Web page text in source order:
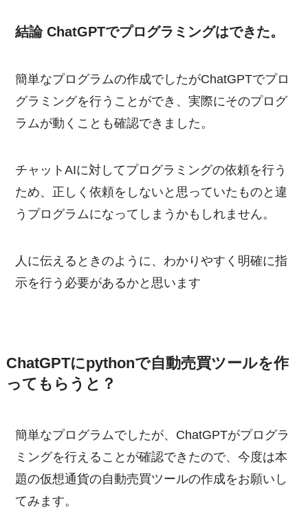
結論 ChatGPTでプログラミングはできた。
簡単なプログラムの作成でしたがChatGPTでプロ
グラミングを行うことができ、実際にそのプログ
ラムが動くことも確認できました。
チャットAIに対してプログラミングの依頼を行う
ため、正しく依頼をしないと思っていたものと違
うプログラムになってしまうかもしれません。
人に伝えるときのように、わかりやすく明確に指
示を行う必要があるかと思います
ChatGPTにpythonで自動売買ツールを作
ってもらうと？
簡単なプログラムでしたが、ChatGPTがプログラ
ミングを行えることが確認できたので、今度は本
題の仮想通貨の自動売買ツールの作成をお願いし
てみます。